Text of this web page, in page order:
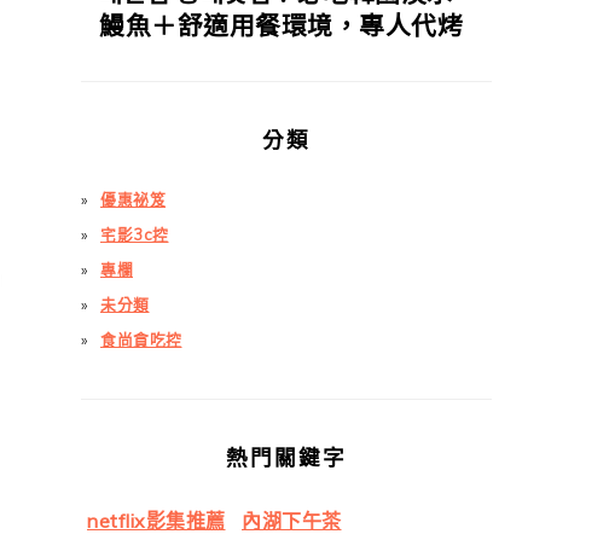
鰻魚＋舒適用餐環境，專人代烤
分類
優惠祕笈
宅影3c控
專欄
未分類
食尚貪吃控
熱門關鍵字
netflix影集推薦
內湖下午茶